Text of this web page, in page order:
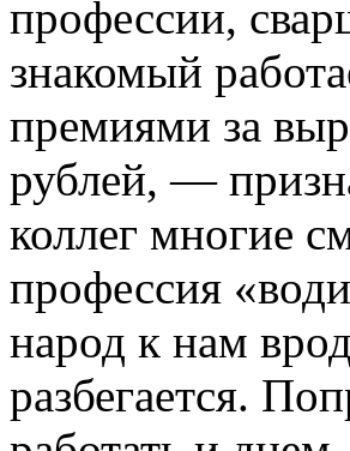
профессии,
знакомый
премиями за
рублей, —
коллег многие
профессия
народ к нам
разбегается.